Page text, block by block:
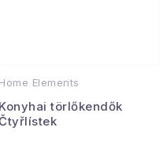
Home Elements
Konyhai törlőkendők